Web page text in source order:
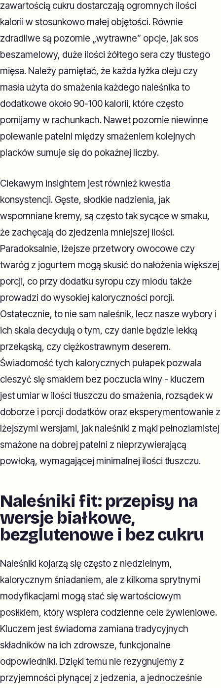
zawartością cukru dostarczają ogromnych ilości
kalorii w stosunkowo małej objętości. Równie
zdradliwe są pozornie „wytrawne” opcje, jak sos
beszamelowy, duże ilości żółtego sera czy tłustego
mięsa. Należy pamiętać, że każda łyżka oleju czy
masła użyta do smażenia każdego naleśnika to
dodatkowe około 90-100 kalorii, które często
pomijamy w rachunkach. Nawet pozornie niewinne
polewanie patelni między smażeniem kolejnych
placków sumuje się do pokaźnej liczby.
Ciekawym insightem jest również kwestia
konsystencji. Gęste, słodkie nadzienia, jak
wspomniane kremy, są często tak sycące w smaku,
że zachęcają do zjedzenia mniejszej ilości.
Paradoksalnie, lżejsze przetwory owocowe czy
twaróg z jogurtem mogą skusić do nałożenia większej
porcji, co przy dodatku syropu czy miodu także
prowadzi do wysokiej kaloryczności porcji.
Ostatecznie, to nie sam naleśnik, lecz nasze wybory i
ich skala decydują o tym, czy danie będzie lekką
przekąską, czy ciężkostrawnym deserem.
Świadomość tych kalorycznych pułapek pozwala
cieszyć się smakiem bez poczucia winy - kluczem
jest umiar w ilości tłuszczu do smażenia, rozsądek w
doborze i porcji dodatków oraz eksperymentowanie z
lżejszymi wersjami, jak naleśniki z mąki pełnoziarnistej
smażone na dobrej patelni z nieprzywierającą
powłoką, wymagającej minimalnej ilości tłuszczu.
Naleśniki fit: przepisy na
wersje białkowe,
bezglutenowe i bez cukru
Naleśniki kojarzą się często z niedzielnym,
kalorycznym śniadaniem, ale z kilkoma sprytnymi
modyfikacjami mogą stać się wartościowym
posiłkiem, który wspiera codzienne cele żywieniowe.
Kluczem jest świadoma zamiana tradycyjnych
składników na ich zdrowsze, funkcjonalne
odpowiedniki. Dzięki temu nie rezygnujemy z
przyjemności płynącej z jedzenia, a jednocześnie